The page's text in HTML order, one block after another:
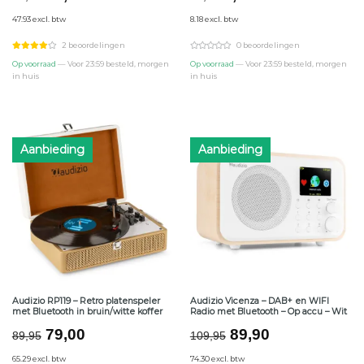
was:
€68,95.€58,00.
47.93 excl. btw
2 beoordelingen
Op voorraad — Voor 23:59 besteld, morgen
in huis
was:
€14,00.€9,90.
8.18 excl. btw
0 beoordelingen
Op voorraad — Voor 23:59 besteld, morgen
in huis
Aanbieding
Audizio RP119 – Retro platenspeler
met Bluetooth in bruin/witte koffer
89,95 Oorspronkelijke
79,00Huidige
65.29 excl. btw
Aanbieding
Audizio Vicenza – DAB+ en WIFI
Radio met Bluetooth – Op accu – Wit
109,95 Oorspronkelijke
89,90Huidige
74.30 excl. btw